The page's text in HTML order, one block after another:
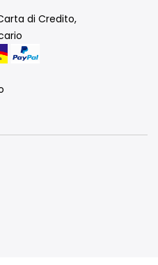
di Credito,